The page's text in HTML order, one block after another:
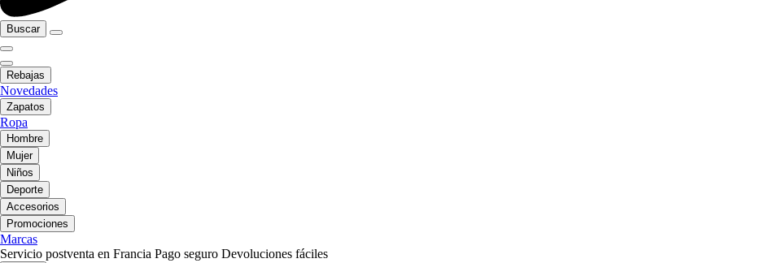
Buscar
Rebajas
Novedades
Zapatos
Ropa
Hombre
Mujer
Niños
Deporte
Accesorios
Promociones
Marcas
Servicio postventa en Francia Pago seguro Devoluciones fáciles